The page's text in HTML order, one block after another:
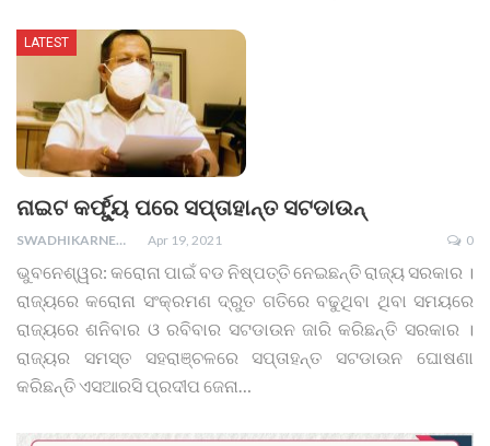
LATEST
ନାଇଟ କର୍ଫ୍ୟୁ ପରେ ସପ୍ତାହାନ୍ତ ସଟଡାଉନ୍
SWADHIKARNEWS Apr 19, 2021 0
ଭୁବନେଶ୍ୱର: କରୋନା ପାଇଁ ବଡ ନିଷ୍ପତ୍ତି ନେଇଛନ୍ତି ରାଜ୍ୟ ସରକାର ।
ରାଜ୍ୟରେ କରୋନା ସଂକ୍ରମଣ ଦ୍ରୁତ ଗତିରେ ବଢୁଥିବା ଥିବା ସମୟରେ
ରାଜ୍ୟରେ ଶନିବାର ଓ ରବିବାର ସଟଡାଉନ ଜାରି କରିଛନ୍ତି ସରକାର ।
ରାଜ୍ୟର ସମସ୍ତ ସହରାଞ୍ଚଳରେ ସପ୍ତାହନ୍ତ ସଟଡାଉନ ଘୋଷଣା
କରିଛନ୍ତି ଏସଆରସି ପ୍ରଦୀପ ଜେନା